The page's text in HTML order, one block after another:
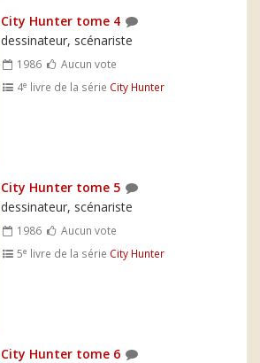
City Hunter tome 4
dessinateur, scénariste
1986
Aucun vote
4e livre de la série City Hunter
City Hunter tome 5
dessinateur, scénariste
1986
Aucun vote
5e livre de la série City Hunter
City Hunter tome 6